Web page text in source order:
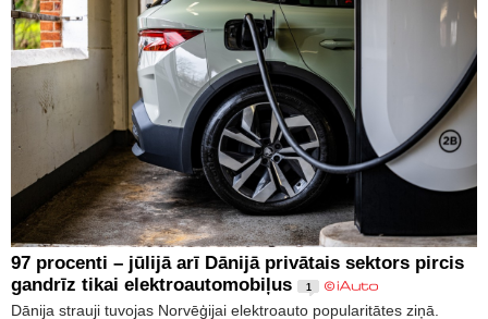
97 procenti – jūlijā arī Dānijā privātais sektors pircis
gandrīz tikai elektroautomobiļus
1
Dānija strauji tuvojas Norvēģijai elektroauto popularitātes ziņā.